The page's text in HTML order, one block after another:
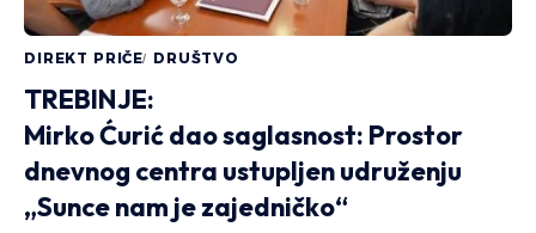
DIREKT PRIČE DRUŠTVO
TREBINJE:
Mirko Ćurić dao saglasnost: Prostor
dnevnog centra ustupljen udruženju
„Sunce nam je zajedničko“